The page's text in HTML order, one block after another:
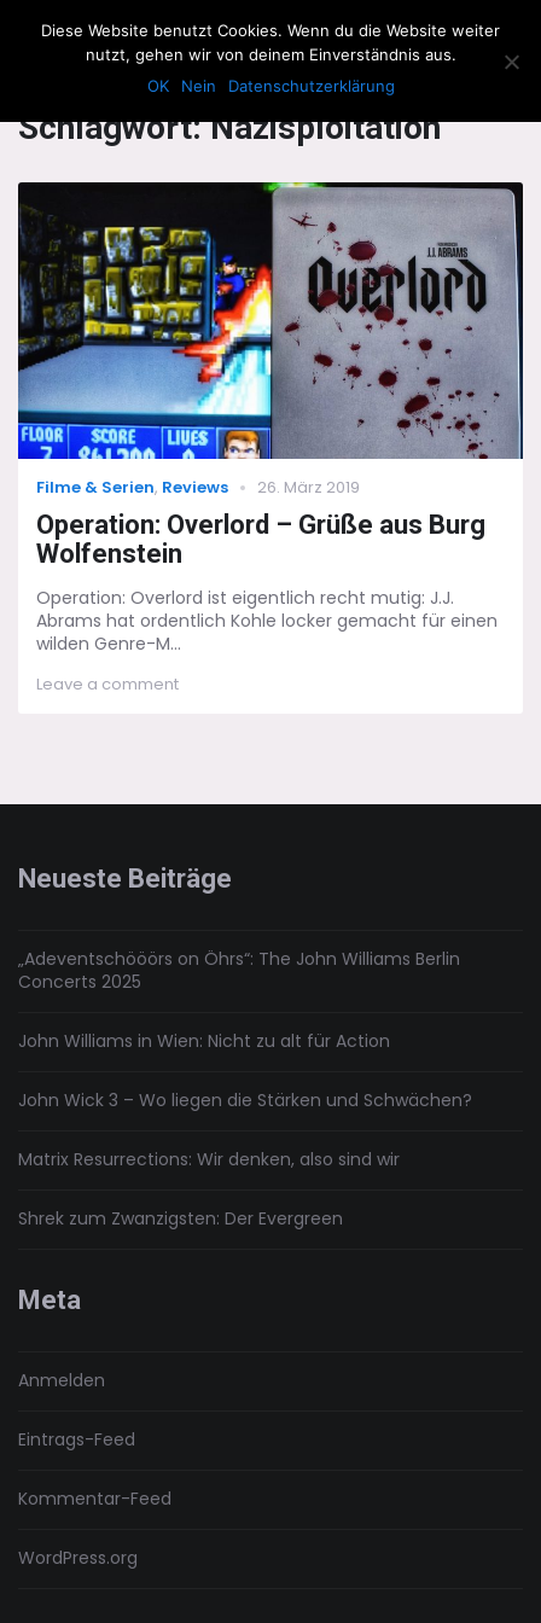
The Howling Men
Schlagwort:Nazisploitation
Categories
Filme & Serien, Reviews
Posted
on
26. März 2019
Operation: Overlord – Grüße aus Burg
Wolfenstein
Operation: Overlord ist eigentlich recht mutig: J.J.
Abrams hat ordentlich Kohle locker gemacht für einen
wilden Genre-M...
Leave a commenton
Neueste Beiträge
„Adeventschööörs on Öhrs“: The John Williams Berlin
Concerts 2025
John Williams in Wien: Nicht zu alt für Action
John Wick 3 – Wo liegen die Stärken und Schwächen?
Matrix Resurrections: Wir denken, also sind wir
Shrek zum Zwanzigsten: Der Evergreen
Meta
Anmelden
Eintrags-Feed
Kommentar-Feed
WordPress.org
Diese Website benutzt Cookies. Wenn du die Website weiter
nutzt, gehen wir von deinem Einverständnis aus.
OK
Nein Datenschutzerklärung